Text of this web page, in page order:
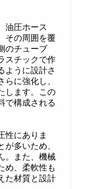
油圧ホース
その周囲を覆
のチューブ
スチックで作
ように設計さ
に強化し、
します。この
で構成される
性にありま
多いため、
。また、機械
め、柔軟性も
た材質と設計